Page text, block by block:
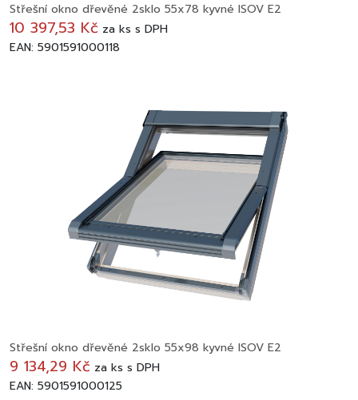
Střešní okno dřevěné 2sklo 55x78 kyvné ISOV E2
10 397,53 Kč za ks s DPH
EAN: 5901591000118
Střešní okno dřevěné 2sklo 55x98 kyvné ISOV E2
9 134,29 Kč za ks s DPH
EAN: 5901591000125